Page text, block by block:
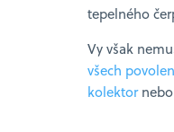
tepelného
Vy však
všech
kolektor